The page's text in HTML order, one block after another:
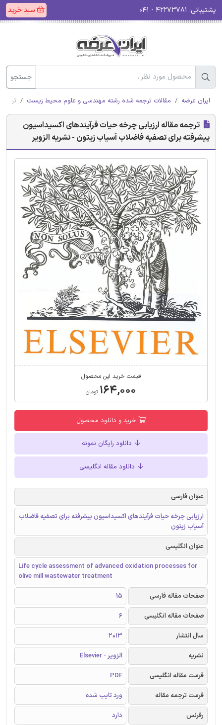
پشتیبانی: سبد خرید
جستجو
ایران عرضه مقالات ترجمه شده رشته مهندسی و علوم محیط زیست
ترجمه مقاله ارزیابی چرخه حیات فرآیندهای اکسیداسیون
پیشرفته برای تصفیه فاضلاب آسیاب زیتون - نشریه الزویر
قیمت خرید این محصول
۱۶۴,۰۰۰ تومان
خرید و دانلود محصول
دانلود رایگان نمونه
دانلود مقاله انگلیسی
عنوان فارسی
ارزیابی چرخه حیات فرآیندهای اکسیداسیون پیشرفته برای تصفیه فاضلاب
آسیاب زیتون
عنوان انگلیسی
Life cycle assessment of advanced oxidation processes for
olive mill wastewater treatment
صفحات مقاله فارسی
15
صفحات مقاله انگلیسی
6
سال انتشار
2013
نشریه
الزویر - Elsevier
فرمت مقاله انگلیسی
PDF
فرمت ترجمه مقاله
ورد تایپ شده
رفرنس
دارد